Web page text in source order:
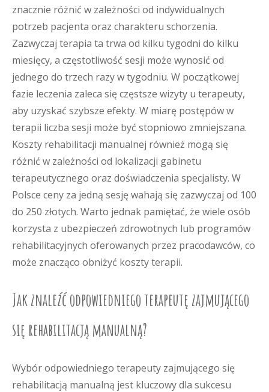
znacznie różnić w zależności od indywidualnych
potrzeb pacjenta oraz charakteru schorzenia.
Zazwyczaj terapia ta trwa od kilku tygodni do kilku
miesięcy, a częstotliwość sesji może wynosić od
jednego do trzech razy w tygodniu. W początkowej
fazie leczenia zaleca się częstsze wizyty u terapeuty,
aby uzyskać szybsze efekty. W miarę postępów w
terapii liczba sesji może być stopniowo zmniejszana.
Koszty rehabilitacji manualnej również mogą się
różnić w zależności od lokalizacji gabinetu
terapeutycznego oraz doświadczenia specjalisty. W
Polsce ceny za jedną sesję wahają się zazwyczaj od 100
do 250 złotych. Warto jednak pamiętać, że wiele osób
korzysta z ubezpieczeń zdrowotnych lub programów
rehabilitacyjnych oferowanych przez pracodawców, co
może znacząco obniżyć koszty terapii.
Jak znaleźć odpowiedniego terapeutę zajmującego
się rehabilitacją manualną?
Wybór odpowiedniego terapeuty zajmującego się
rehabilitacją manualną jest kluczowy dla sukcesu